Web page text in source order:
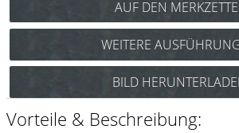
e-kwip
Kämme
Fejic
WEITERE
e-kwip Wristband-Arts Barber Größe L
BILD
Vorteile & Beschreibung: